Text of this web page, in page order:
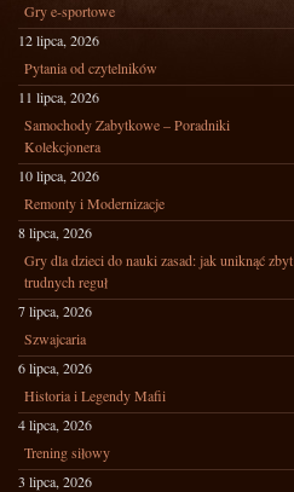
Gry e-sportowe
12 lipca, 2026
Pytania od czytelników
11 lipca, 2026
Samochody Zabytkowe – Poradniki
Kolekcjonera
10 lipca, 2026
Remonty i Modernizacje
8 lipca, 2026
Gry dla dzieci do nauki zasad: jak uniknąć zbyt
trudnych reguł
7 lipca, 2026
Szwajcaria
6 lipca, 2026
Historia i Legendy Mafii
4 lipca, 2026
Trening siłowy
3 lipca, 2026